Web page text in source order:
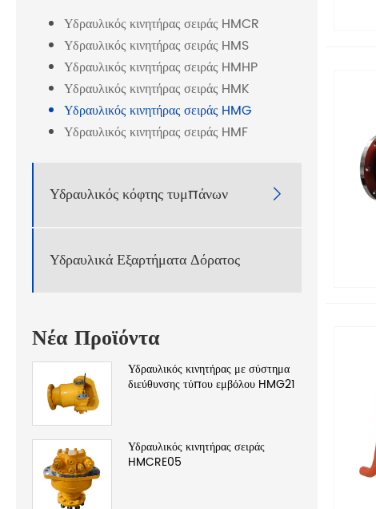
Υδραυλικός κινητήρας σειράς HMCR
Υδραυλικός κινητήρας σειράς HMS
Υδραυλικός κινητήρας σειράς HMHP
Υδραυλικός κινητήρας σειράς HMK
Υδραυλικός κινητήρας σειράς HMG
Υδραυλικός κινητήρας σειράς HMF
Υδραυλικός κόφτης τυμπάνων 
Υδραυλικά Εξαρτήματα Δόρατος
Νέα Προϊόντα
Υδραυλικός κινητήρας με σύστημα
διεύθυνσης τύπου εμβόλου HMG21
Υδραυλικός κινητήρας σειράς
HMCRE05